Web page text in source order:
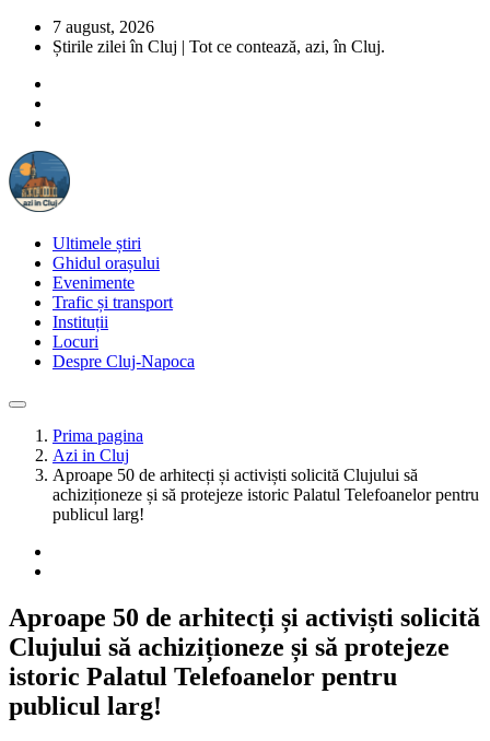
7 august, 2026
Știrile zilei în Cluj | Tot ce contează, azi, în Cluj.
Ultimele știri
Ghidul orașului
Evenimente
Trafic și transport
Instituții
Locuri
Despre Cluj-Napoca
Prima pagina
Azi in Cluj
Aproape 50 de arhitecți și activiști solicită Clujului să
achiziționeze și să protejeze istoric Palatul Telefoanelor pentru
publicul larg!
Aproape 50 de arhitecți și activiști solicită
Clujului să achiziționeze și să protejeze
istoric Palatul Telefoanelor pentru
publicul larg!